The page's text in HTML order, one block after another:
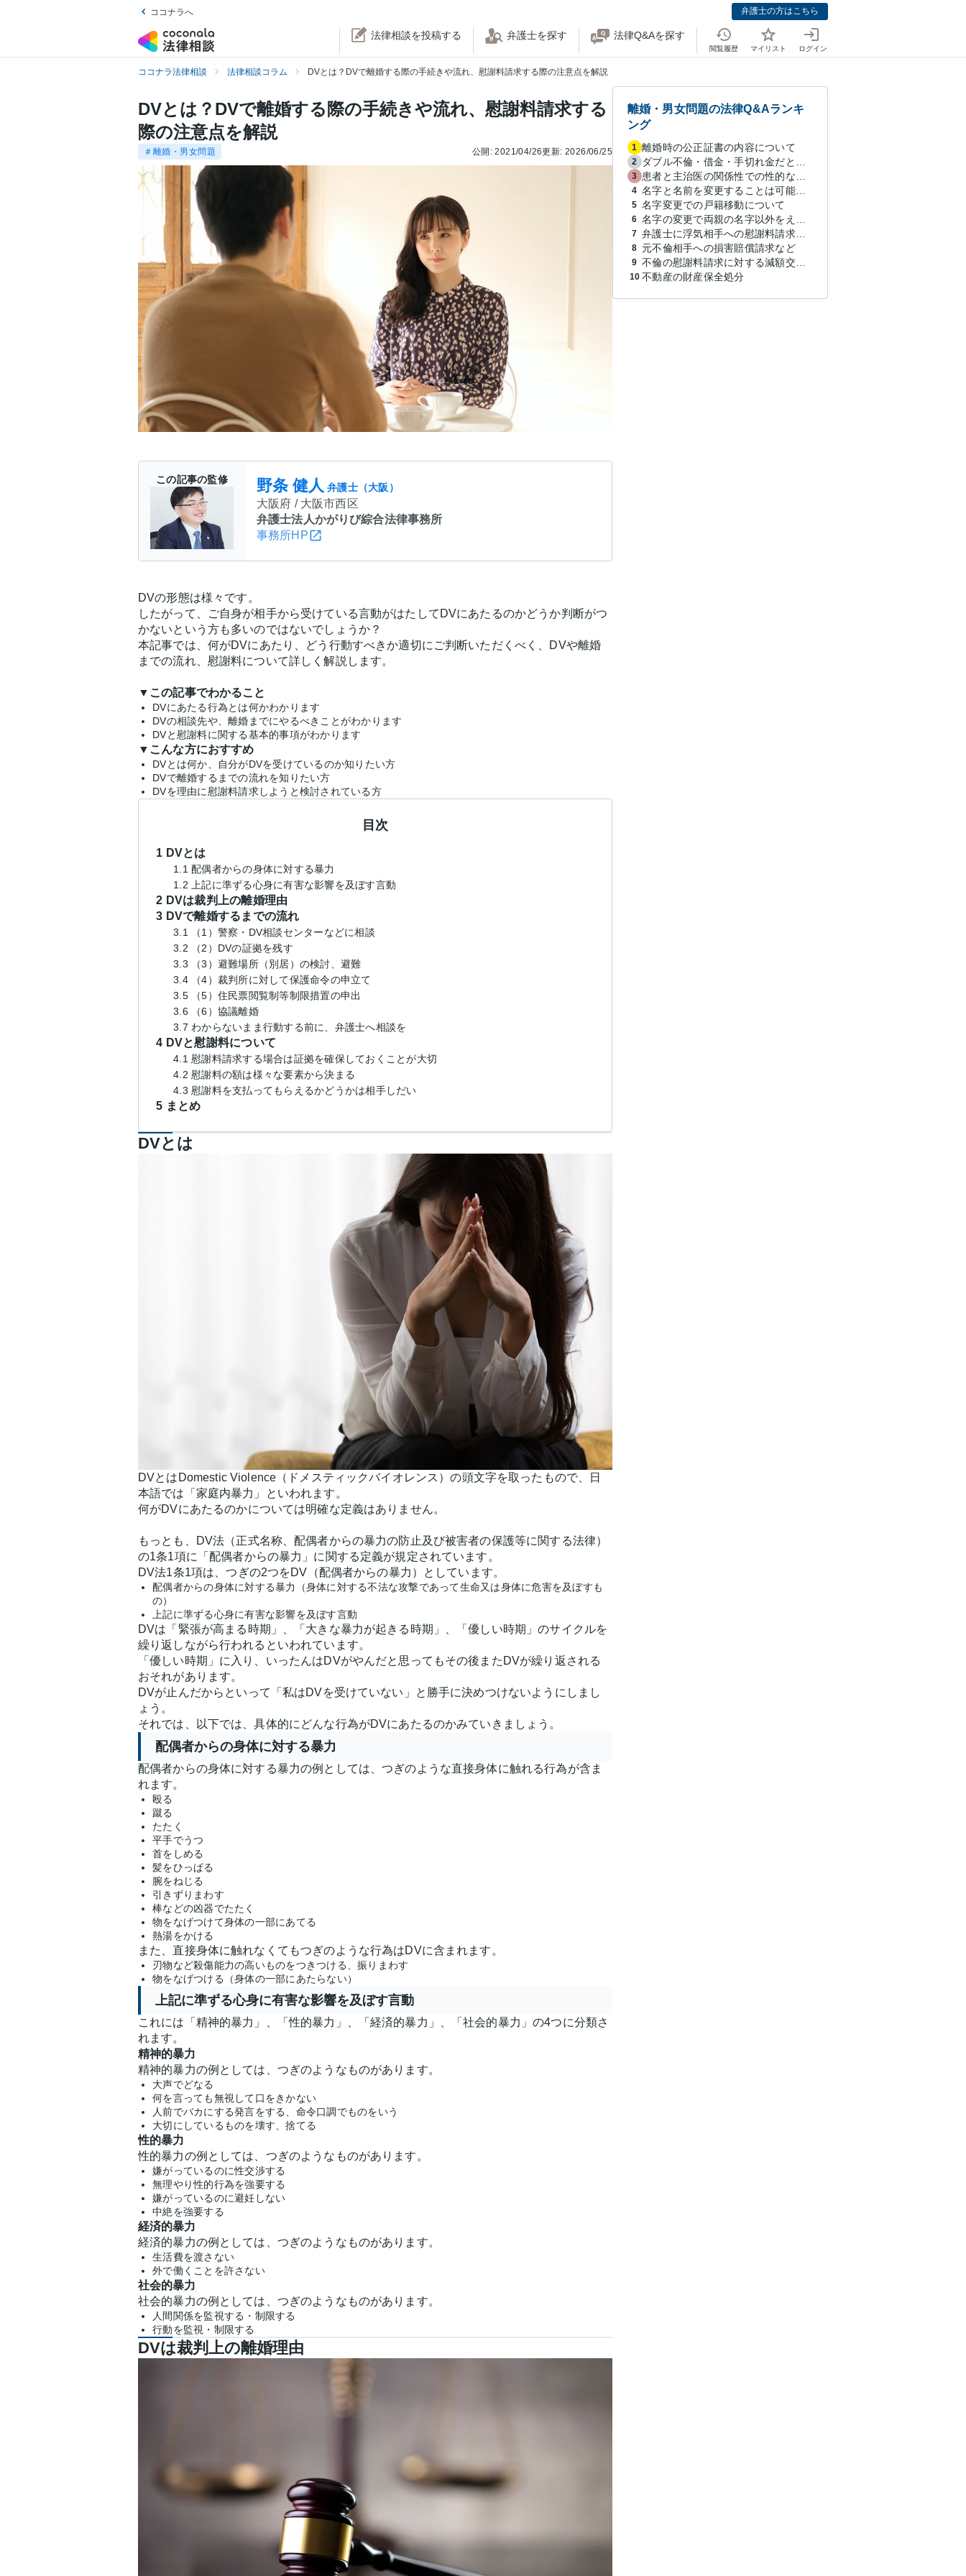
ココナラへ 弁護士の方はこちら
法律相談を投稿する 弁護士を探す 法律Q&Aを探す
閲覧履歴 マイリスト ログイン
ココナラ法律相談 法律相談コラム DVとは？DVで離婚する際の手続きや流れ、慰謝料請求する際の注意点を解説
DVとは？DVで離婚する際の手続きや流れ、慰謝料請求する
際の注意点を解説
＃離婚・男女問題 公開:2021/04/26更新: 2026/06/25
この記事の監修 野条 健人 弁護士（大阪）
大阪府 / 大阪市西区
弁護士法人かがりび綜合法律事務所
事務所HP
DVの形態は様々です。
したがって、ご自身が相手から受けている言動がはたしてDVにあたるのかどうか判断がつ
かないという方も多いのではないでしょうか？
本記事では、何がDVにあたり、どう行動すべきか適切にご判断いただくべく、DVや離婚
までの流れ、慰謝料について詳しく解説します。
▼この記事でわかること
DVにあたる行為とは何かわかります
DVの相談先や、離婚までにやるべきことがわかります
DVと慰謝料に関する基本的事項がわかります
▼こんな方におすすめ
DVとは何か、自分がDVを受けているのか知りたい方
DVで離婚するまでの流れを知りたい方
DVを理由に慰謝料請求しようと検討されている方
目次
1 DVとは
1.1 配偶者からの身体に対する暴力
1.2 上記に準ずる心身に有害な影響を及ぼす言動
2 DVは裁判上の離婚理由
3 DVで離婚するまでの流れ
3.1 （1）警察・DV相談センターなどに相談
3.2 （2）DVの証拠を残す
3.3 （3）避難場所（別居）の検討、避難
3.4 （4）裁判所に対して保護命令の申立て
3.5 （5）住民票閲覧制等制限措置の申出
3.6 （6）協議離婚
3.7 わからないまま行動する前に、弁護士へ相談を
4 DVと慰謝料について
4.1 慰謝料請求する場合は証拠を確保しておくことが大切
4.2 慰謝料の額は様々な要素から決まる
4.3 慰謝料を支払ってもらえるかどうかは相手しだい
5 まとめ
DVとは
DVとはDomestic Violence（ドメスティックバイオレンス）の頭文字を取ったもので、日
本語では「家庭内暴力」といわれます。
何がDVにあたるのかについては明確な定義はありません。
もっとも、DV法（正式名称、配偶者からの暴力の防止及び被害者の保護等に関する法律）
の1条1項に「配偶者からの暴力」に関する定義が規定されています。
DV法1条1項は、つぎの2つをDV（配偶者からの暴力）としています。
配偶者からの身体に対する暴力（身体に対する不法な攻撃であって生命又は身体に危害を及ぼすも
の）
上記に準ずる心身に有害な影響を及ぼす言動
DVは「緊張が高まる時期」、「大きな暴力が起きる時期」、「優しい時期」のサイクルを
繰り返しながら行われるといわれています。
「優しい時期」に入り、いったんはDVがやんだと思ってもその後またDVが繰り返される
おそれがあります。
DVが止んだからといって「私はDVを受けていない」と勝手に決めつけないようにしまし
ょう。
それでは、以下では、具体的にどんな行為がDVにあたるのかみていきましょう。
配偶者からの身体に対する暴力
配偶者からの身体に対する暴力の例としては、つぎのような直接身体に触れる行為が含ま
れます。
殴る
蹴る
たたく
平手でうつ
首をしめる
髪をひっぱる
腕をねじる
引きずりまわす
棒などの凶器でたたく
物をなげつけて身体の一部にあてる
熱湯をかける
また、直接身体に触れなくてもつぎのような行為はDVに含まれます。
刃物など殺傷能力の高いものをつきつける、振りまわす
物をなげつける（身体の一部にあたらない）
上記に準ずる心身に有害な影響を及ぼす言動
これには「精神的暴力」、「性的暴力」、「経済的暴力」、「社会的暴力」の4つに分類さ
れます。
精神的暴力
精神的暴力の例としては、つぎのようなものがあります。
大声でどなる
何を言っても無視して口をきかない
人前でバカにする発言をする、命令口調でものをいう
大切にしているものを壊す、捨てる
性的暴力
性的暴力の例としては、つぎのようなものがあります。
嫌がっているのに性交渉する
無理やり性的行為を強要する
嫌がっているのに避妊しない
中絶を強要する
経済的暴力
経済的暴力の例としては、つぎのようなものがあります。
生活費を渡さない
外で働くことを許さない
社会的暴力
社会的暴力の例としては、つぎのようなものがあります。
人間関係を監視する・制限する
行動を監視・制限する
DVは裁判上の離婚理由
離婚・男女問題の法律Q&Aランキ
ング
1 離婚時の公正証書の内容について
2
3
4 名字と名前を変更することは可能なのか？
5 名字変更での戸籍移動について
6
7 弁護士に浮気相手への慰謝料請求を依頼する費用相場は？
8 元不倫相手への損害賠償請求など
9 不倫の慰謝料請求に対する減額交渉の可能性と対策
10 不動産の財産保全処分